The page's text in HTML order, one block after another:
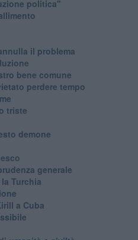
politica"
il problema
bene comune
perdere tempo
triste
demone
generale
Turchia
a Cuba